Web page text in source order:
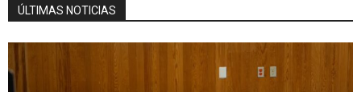
ÚLTIMAS NOTICIAS